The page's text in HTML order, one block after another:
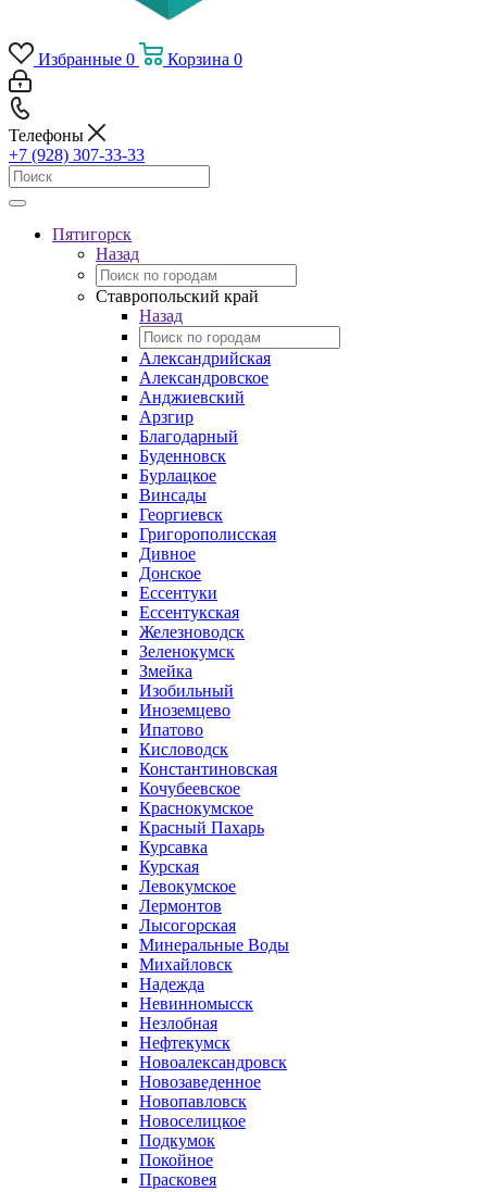
Избранные 0 Корзина 0
Телефоны
+7 (928) 307-33-33
Пятигорск
Назад
Ставропольский край
Назад
Александрийская
Александровское
Анджиевский
Арзгир
Благодарный
Буденновск
Бурлацкое
Винсады
Георгиевск
Григорополисская
Дивное
Донское
Ессентуки
Ессентукская
Железноводск
Зеленокумск
Змейка
Изобильный
Иноземцево
Ипатово
Кисловодск
Константиновская
Кочубеевское
Краснокумское
Красный Пахарь
Курсавка
Курская
Левокумское
Лермонтов
Лысогорская
Минеральные Воды
Михайловск
Надежда
Невинномысск
Незлобная
Нефтекумск
Новоалександровск
Новозаведенное
Новопавловск
Новоселицкое
Подкумок
Покойное
Прасковея